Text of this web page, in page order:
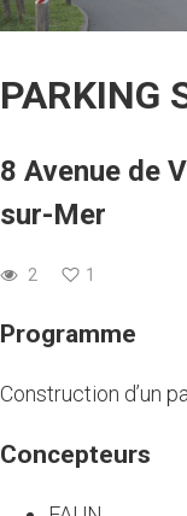
PARKING
8 Avenue de
sur-Mer
2 1
Programme
Construction d’un
Concepteurs